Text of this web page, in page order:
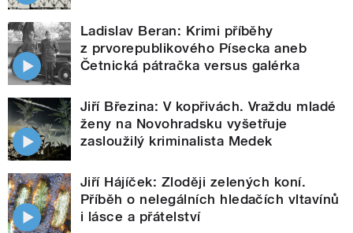
Ladislav Beran: Krimi příběhy
z prvorepublikového Písecka aneb
Četnická pátračka versus galérka
Jiří Březina: V kopřivách. Vraždu mladé
ženy na Novohradsku vyšetřuje
zasloužilý kriminalista Medek
Jiří Hájíček: Zloději zelených koní.
Příběh o nelegálních hledačích vltavínů
i lásce a přátelství